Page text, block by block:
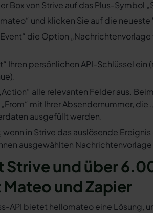
Box von Strive auf das Plus-Symbol
und klicken Sie auf die neueste
die Option
Ihren persönlichen API-Schlüssel
alle relevanten Felder aus.
mit Ihrer Absendernummer,
ausgefüllt werden.
wenn in Strive das auslösende
ausgewählten
Strive und über
und Zapier
API bietet hellomateo eine Lösung,